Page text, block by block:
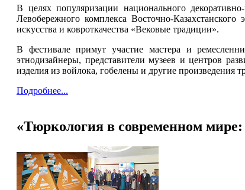
В целях популяризации национального
Левобережного комплекса Восточно-
искусства и ковроткачества «Вековые традиции».
В фестивале примут участие мастера и
этнодизайнеры, представители музеев и центров
изделия из войлока, гобелены и другие произведения
Подробнее...
«Тюркология в современном